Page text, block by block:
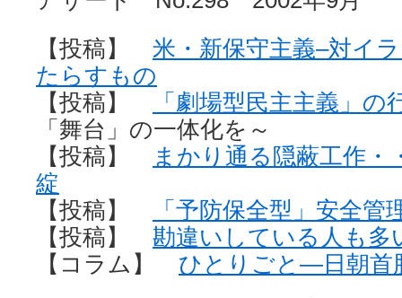
【投稿】 米・新保守主義–対イ
たらすもの
【投稿】
「劇場型民主主義」の
「舞台」の一体化を～
【投稿】
まかり通る隠蔽工作・
綻
【投稿】
「予防保全型」安全管
【投稿】 勘違いしている人も多
【コラム】 ひとりごと—日朝首